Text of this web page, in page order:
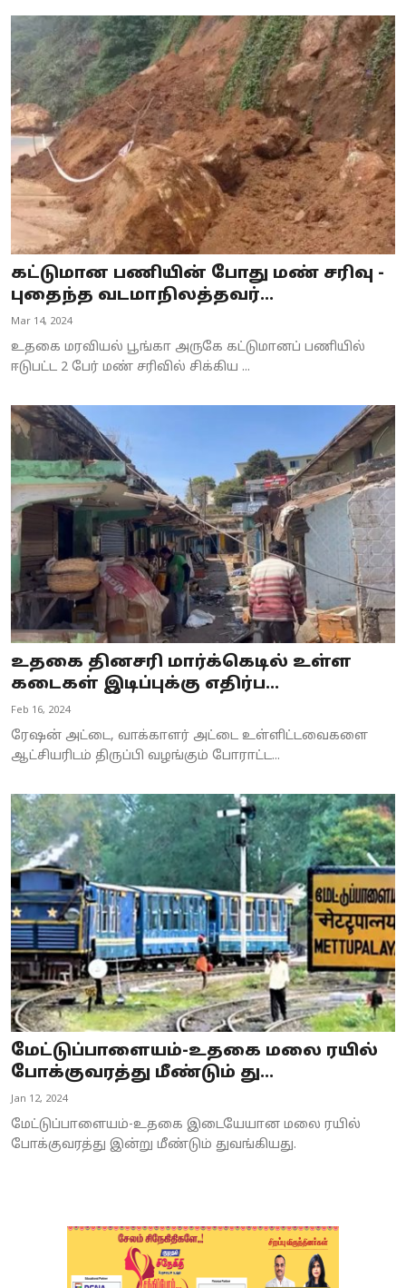
கட்டுமான பணியின் போது மண் சரிவு -
புதைந்த வடமாநிலத்தவர்...
Mar 14, 2024
உதகை மரவியல் பூங்கா அருகே கட்டுமானப் பணியில்
ஈடுபட்ட 2 பேர் மண் சரிவில் சிக்கிய ...
உதகை தினசரி மார்க்கெடில் உள்ள
கடைகள் இடிப்புக்கு எதிர்ப...
Feb 16, 2024
ரேஷன் அட்டை, வாக்காளர் அட்டை உள்ளிட்டவைகளை
ஆட்சியரிடம் திருப்பி வழங்கும் போராட்ட...
மேட்டுப்பாளையம்-உதகை மலை ரயில்
போக்குவரத்து மீண்டும் து...
Jan 12, 2024
மேட்டுப்பாளையம்-உதகை இடையேயான மலை ரயில்
போக்குவரத்து இன்று மீண்டும் துவங்கியது.